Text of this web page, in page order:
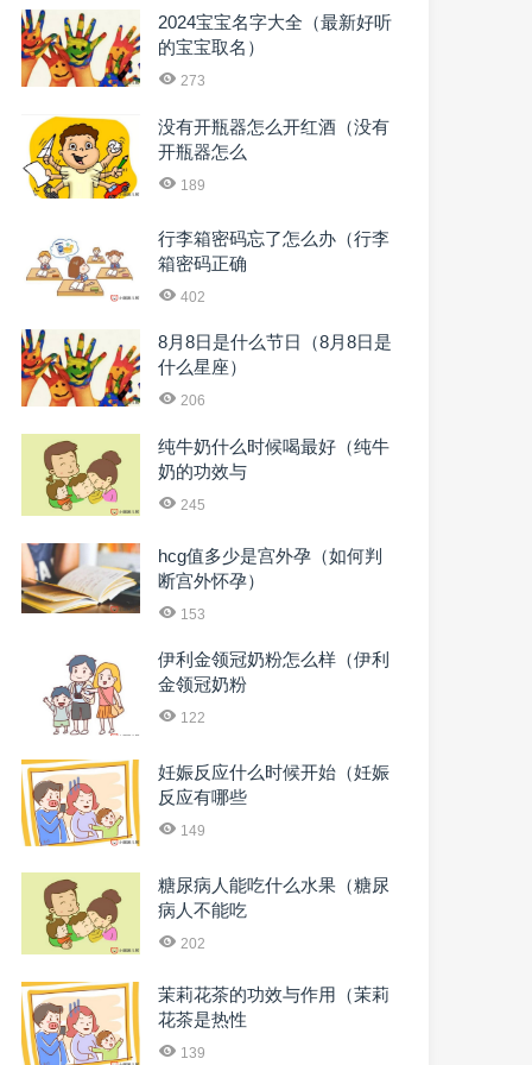
2024宝宝名字大全（最新好听
的宝宝取名）
273
没有开瓶器怎么开红酒（没有
开瓶器怎么
189
行李箱密码忘了怎么办（行李
箱密码正确
402
8月8日是什么节日（8月8日是
什么星座）
206
纯牛奶什么时候喝最好（纯牛
奶的功效与
245
hcg值多少是宫外孕（如何判
断宫外怀孕）
153
伊利金领冠奶粉怎么样（伊利
金领冠奶粉
122
妊娠反应什么时候开始（妊娠
反应有哪些
149
糖尿病人能吃什么水果（糖尿
病人不能吃
202
茉莉花茶的功效与作用（茉莉
花茶是热性
139